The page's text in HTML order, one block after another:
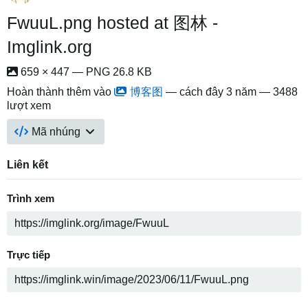
FwuuL.png hosted at 图林 -
Imglink.org
659 × 447 — PNG 26.8 KB
Hoàn thành thêm vào
博客图 — cách đây 3 năm — 3488
lượt xem
Mã nhúng
Liên kết
Trình xem
Trực tiếp